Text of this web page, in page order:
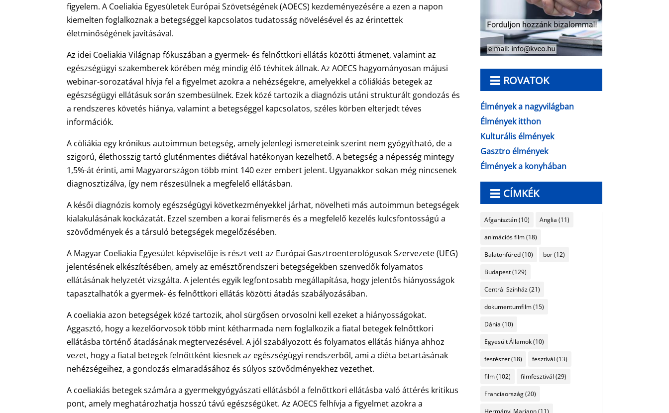
figyelem. A Coeliakia Egyesületek Európai Szövetségének (AOECS) kezdeményezésére a ezen a napon
kiemelten foglalkoznak a betegséggel kapcsolatos tudatosság növelésével és az érintettek
életminőségének javításával.
Az idei Coeliakia Világnap fókuszában a gyermek- és felnőttkori ellátás közötti átmenet, valamint az
egészségügyi szakemberek körében még mindig élő tévhitek állnak. Az AOECS hagyományosan májusi
webinar-sorozatával hívja fel a figyelmet azokra a nehézségekre, amelyekkel a cöliákiás betegek az
egészségügyi ellátásuk során szembesülnek. Ezek közé tartozik a diagnózis utáni strukturált gondozás és
a rendszeres követés hiánya, valamint a betegséggel kapcsolatos, széles körben elterjedt téves
információk.
A cöliákia egy krónikus autoimmun betegség, amely jelenlegi ismereteink szerint nem gyógyítható, de a
szigorú, élethosszig tartó gluténmentes diétával hatékonyan kezelhető. A betegség a népesség mintegy
1,5%-át érinti, ami Magyarországon több mint 140 ezer embert jelent. Ugyanakkor sokan még nincsenek
diagnosztizálva, így nem részesülnek a megfelelő ellátásban.
A késői diagnózis komoly egészségügyi következményekkel járhat, növelheti más autoimmun betegségek
kialakulásának kockázatát. Ezzel szemben a korai felismerés és a megfelelő kezelés kulcsfontosságú a
szövődmények és a társuló betegségek megelőzésében.
A Magyar Coeliakia Egyesület képviselője is részt vett az Európai Gasztroenterológusok Szervezete (UEG)
jelentésének elkészítésében, amely az emésztőrendszeri betegségekben szenvedők folyamatos
ellátásának helyzetét vizsgálta. A jelentés egyik legfontosabb megállapítása, hogy jelentős hiányosságok
tapasztalhatók a gyermek- és felnőttkori ellátás közötti átadás szabályozásában.
A coeliakia azon betegségek közé tartozik, ahol sürgősen orvosolni kell ezeket a hiányosságokat.
Aggasztó, hogy a kezelőorvosok több mint kétharmada nem foglalkozik a fiatal betegek felnőttkori
ellátásba történő átadásának megtervezésével. A jól szabályozott és folyamatos ellátás hiánya ahhoz
vezet, hogy a fiatal betegek felnőttként kiesnek az egészségügyi rendszerből, ami a diéta betartásának
nehézségeihez, a gondozás elmaradásához és súlyos szövődményekhez vezethet.
A coeliakiás betegek számára a gyermekgyógyászati ellátásból a felnőttkori ellátásba való áttérés kritikus
pont, amely meghatározhatja hosszú távú egészségüket. Az AOECS felhívja a figyelmet azokra a
ROVATOK
Élmények a nagyvilágban
Élmények itthon
Kulturális élmények
Gasztro élmények
Élmények a konyhában
CÍMKÉK
Afganisztán(10) Anglia (11)
animációs film(18)
Balatonfüred(10) bor(12)
Budapest(129)
Centrál Színház(21)
dokumentumfilm(15)
Dánia (10)
Egyesült Államok(10)
festészet(18) fesztivál (13)
film(102) filmfesztivál (29)
Franciaország(20)
Hermányi Mariann(11)